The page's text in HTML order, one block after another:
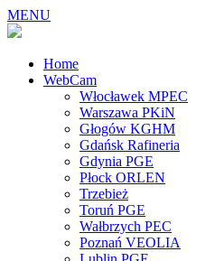
MENU
Home
WebCam
Włocławek MPEC
Warszawa PKiN
Głogów KGHM
Gdańsk Rafineria
Gdynia PGE
Płock ORLEN
Trzebież
Toruń PGE
Wałbrzych PEC
Poznań VEOLIA